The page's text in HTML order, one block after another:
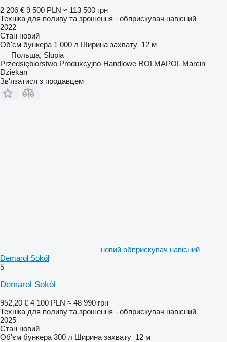
2 206 € 9 500 PLN ≈ 113 500 грн
Техніка для поливу та зрошення - обприскувач навісний
2022
Стан новий
Об'єм бункера 1 000 л Ширина захвату 12 м
Польща, Słupia
Przedsiębiorstwo Produkcyjno-Handlowe ROLMAPOL Marcin
Dziekan
Зв'язатися з продавцем
новий обприскувач навісний
Demarol Sokół
5
Demarol Sokół
952,20 € 4 100 PLN ≈ 48 990 грн
Техніка для поливу та зрошення - обприскувач навісний
2025
Стан новий
Об'єм бункера 300 л Ширина захвату 12 м